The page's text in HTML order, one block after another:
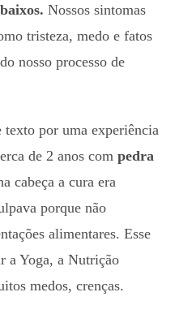
Nossos sintomas
tristeza, medo e fatos
nosso processo de
texto por uma experiência
de 2 anos com pedra
cabeça a cura era
porque não
alimentares. Esse
a Yoga, a Nutrição
medos, crenças.